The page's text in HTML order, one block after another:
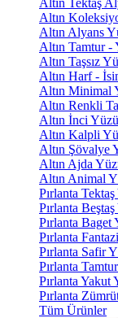
Altın Tektaş
Altın
Altın Alyans
Altın Tamtur -
Altın Taşsız
Altın Harf -
Altın Minimal
Altın Renkli
Altın İnci
Altın Kalpli
Altın Şövalye
Altın Ajda
Altın Animal
Pırlanta
Pırlanta
Pırlanta Baget
Pırlanta
Pırlanta Safir
Pırlanta
Pırlanta Yakut
Pırlanta
Tüm Ürünler